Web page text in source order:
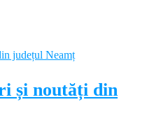
și noutăți din